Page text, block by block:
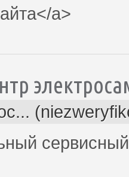
a>